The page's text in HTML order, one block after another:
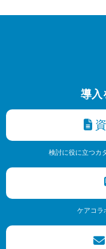
導入
資
検討に役に立つカ
ケアコラ